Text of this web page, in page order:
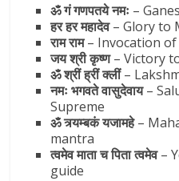
ॐ गं गणपतये नमः –
हर हर महादेव– Glory to
राम राम– Invocation of
जय श्री कृष्ण– Victory
ॐ श्रीं ह्रीं क्लीं–
नमः भगवते वासुदेवाय–
Supreme
ॐ त्र्यम्बकं यजामहे–
mantra
त्वमेव माता च पिता त्वमेव–
guide